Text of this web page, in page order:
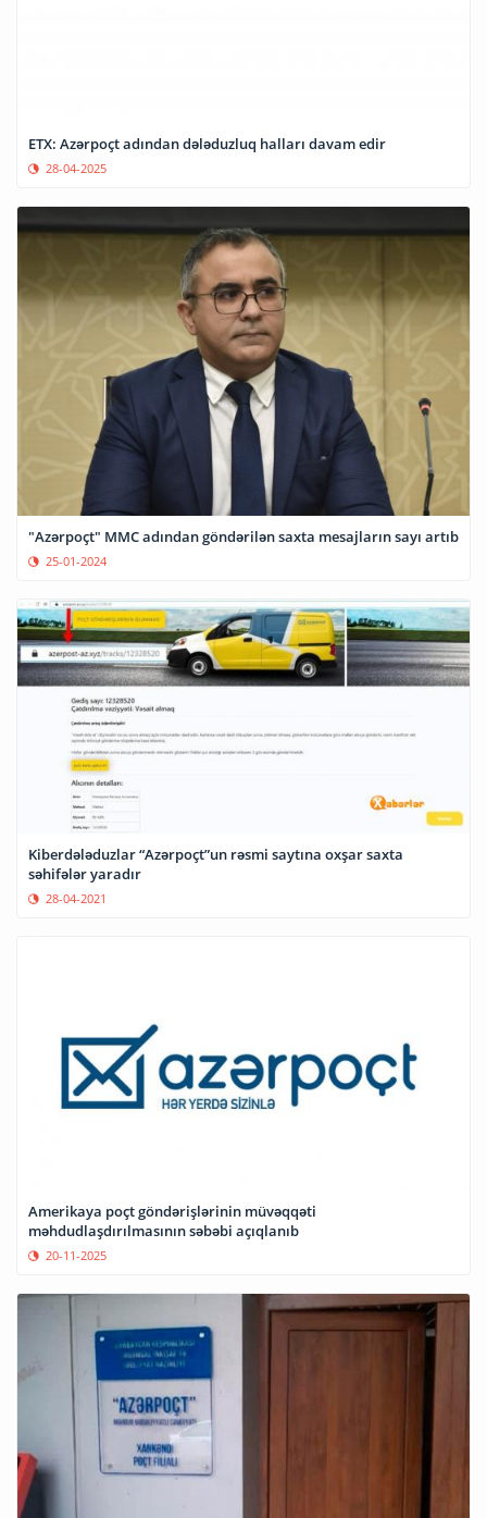
ETX: Azərpoçt adından dələduzluq halları davam edir
28-04-2025
"Azərpoçt" MMC adından göndərilən saxta mesajların sayı artıb
25-01-2024
Kiberdələduzlar “Azərpoçt”un rəsmi saytına oxşar saxta
səhifələr yaradır
28-04-2021
Amerikaya poçt göndərişlərinin müvəqqəti
məhdudlaşdırılmasının səbəbi açıqlanıb
20-11-2025